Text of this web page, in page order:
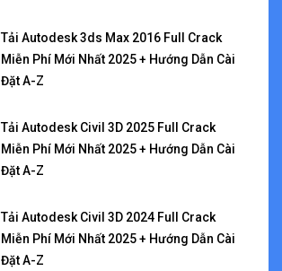
Tải Autodesk 3ds Max 2016 Full Crack
Miễn Phí Mới Nhất 2025 + Hướng Dẫn Cài
Đặt A-Z
Tải Autodesk Civil 3D 2025 Full Crack
Miễn Phí Mới Nhất 2025 + Hướng Dẫn Cài
Đặt A-Z
Tải Autodesk Civil 3D 2024 Full Crack
Miễn Phí Mới Nhất 2025 + Hướng Dẫn Cài
Đặt A-Z